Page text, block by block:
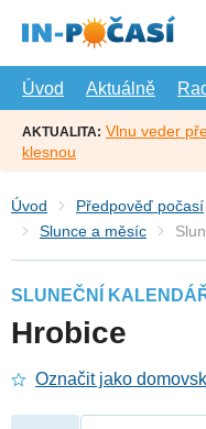
hlavní
Úvod
Aktuálně
AKTUALITA: Vlnu veder
klesnou
Úvod Předpověď počasí
Slunce a měsíc
SLUNEČNÍ
Hrobice
Označit jako